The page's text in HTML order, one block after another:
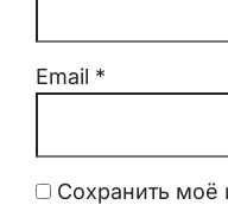
Email *
Сохранить моё